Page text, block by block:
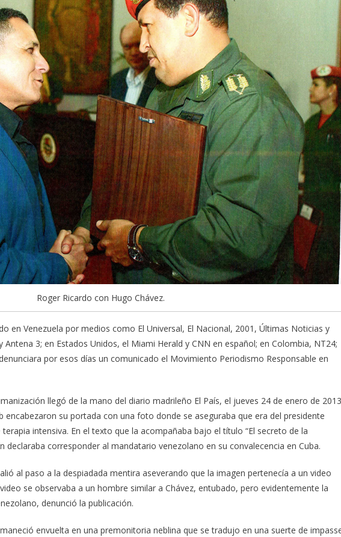
Roger Ricardo con Hugo Chávez.
en Venezuela por medios como El Universal, El Nacional, 2001, Últimas Noticias y
Antena 3; en Estados Unidos, el Miami Herald y CNN en español; en Colombia, NT24;
por esos días un comunicado el Movimiento Periodismo Responsable en
llegó de la mano del diario madrileño El País, el jueves 24 de enero de
encabezaron su portada con una foto donde se aseguraba que era del presidente
intensiva. En el texto que la acompañaba bajo el título “El secreto de la
declaraba corresponder al mandatario venezolano en su convalecencia en Cuba.
al paso a la despiadada mentira aseverando que la imagen pertenecía a un video
se observaba a un hombre similar a Chávez, entubado, pero evidentemente la
denunció la publicación.
envuelta en una premonitoria neblina que se tradujo en una suerte de